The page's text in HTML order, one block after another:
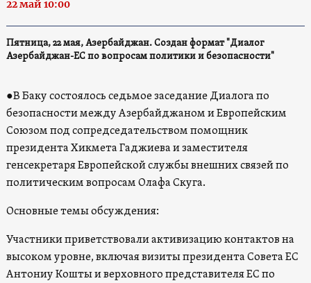
22 май 10:00
Пятница, 22 мая, Азербайджан. Создан формат "Диалог
Азербайджан-ЕС по вопросам политики и безопасности"
●В Баку состоялось седьмое заседание Диалога по
безопасности между Азербайджаном и Европейским
Союзом под сопредседательством помощник
президента Хикмета Гаджиева и заместителя
генсекретаря Европейской службы внешних связей по
политическим вопросам Олафа Скуга.
Основные темы обсуждения:
Участники приветствовали активизацию контактов на
высоком уровне, включая визиты президента Совета ЕС
Антониу Кошты и верховного представителя ЕС по